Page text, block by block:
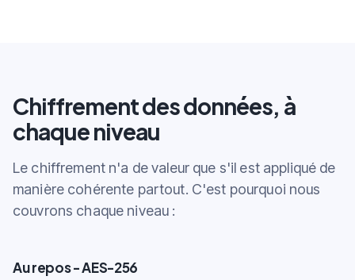
Chiffrement des données, à
chaque niveau
Le chiffrement n'a de valeur que s'il est appliqué de
manière cohérente partout. C'est pourquoi nous
couvrons chaque niveau :
Au repos - AES-256